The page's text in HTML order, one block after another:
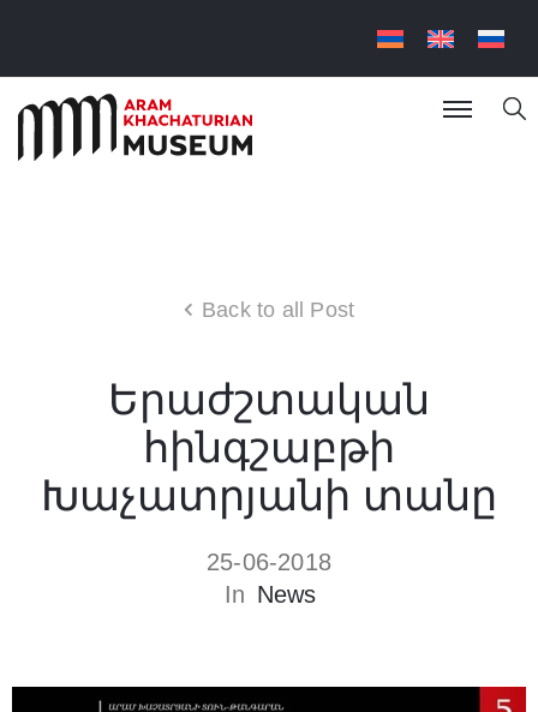
Back to all Post
Երաժշտական
հինգշաբթի
Խաչատրյանի տանը
25-06-2018
In News